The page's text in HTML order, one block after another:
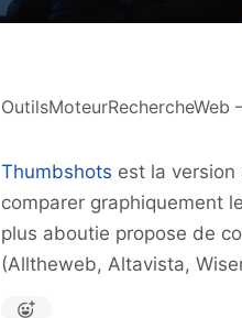
Thumbshots est la version
comparer graphiquement
plus aboutie propose de
(Alltheweb, Altavista,